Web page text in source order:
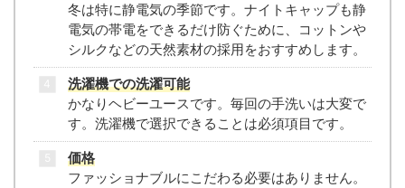
冬は特に静電気の季節です。ナイトキャップも静
電気の帯電をできるだけ防ぐために、コットンや
シルクなどの天然素材の採用をおすすめします。
洗濯機での洗濯可能
かなりヘビーユースです。毎回の手洗いは大変で
す。洗濯機で選択できることは必須項目です。
価格
ファッショナブルにこだわる必要はありません。